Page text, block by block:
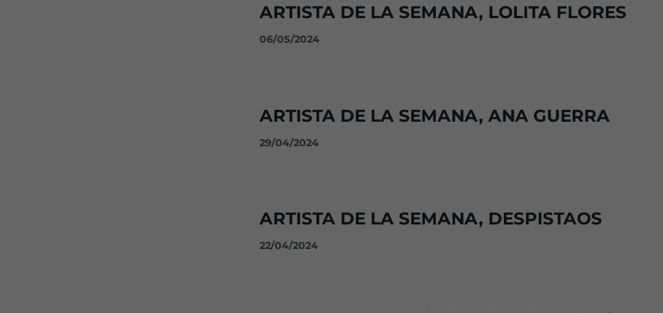
ARTISTA DE LA SEMANA, LOLITA FLORES
06/05/2024
ARTISTA DE LA SEMANA, ANA GUERRA
29/04/2024
ARTISTA DE LA SEMANA, DESPISTAOS
22/04/2024